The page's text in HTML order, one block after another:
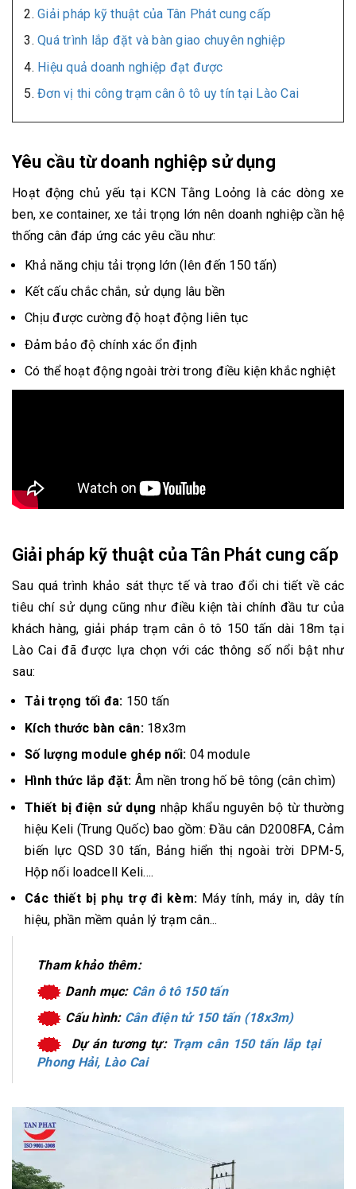
Giải pháp kỹ thuật của Tân Phát cung cấp
Quá trình lắp đặt và bàn giao chuyên nghiệp
Hiệu quả doanh nghiệp đạt được
Đơn vị thi công trạm cân ô tô uy tín tại Lào Cai
Yêu cầu từ doanh nghiệp sử dụng
Hoạt động chủ yếu tại KCN Tằng Loỏng là các dòng xe
ben, xe container, xe tải trọng lớn nên doanh nghiệp cần hệ
thống cân đáp ứng các yêu cầu như:
Khả năng chịu tải trọng lớn (lên đến 150 tấn)
Kết cấu chắc chắn, sử dụng lâu bền
Chịu được cường độ hoạt động liên tục
Đảm bảo độ chính xác ổn định
Có thể hoạt động ngoài trời trong điều kiện khắc nghiệt
Giải pháp kỹ thuật của Tân Phát cung cấp
Sau quá trình khảo sát thực tế và trao đổi chi tiết về các
tiêu chí sử dụng cũng như điều kiện tài chính đầu tư của
khách hàng, giải pháp trạm cân ô tô 150 tấn dài 18m tại
Lào Cai đã được lựa chọn với các thông số nổi bật như
sau:
Tải trọng tối đa: 150 tấn
Kích thước bàn cân: 18x3m
Số lượng module ghép nối: 04 module
Hình thức lắp đặt: Âm nền trong hố bê tông (cân chìm)
Thiết bị điện sử dụng nhập khẩu nguyên bộ từ thường
hiệu Keli (Trung Quốc) bao gồm: Đầu cân D2008FA, Cảm
biến lực QSD 30 tấn, Bảng hiển thị ngoài trời DPM-5,
Hộp nối loadcell Keli....
Các thiết bị phụ trợ đi kèm: Máy tính, máy in, dây tín
hiệu, phần mềm quản lý trạm cân...
Tham khảo thêm:
Danh mục: Cân ô tô 150 tấn
Cấu hình: Cân điện tử 150 tấn (18x3m)
Dự án tương tự: Trạm cân 150 tấn lắp tại
Phong Hải, Lào Cai